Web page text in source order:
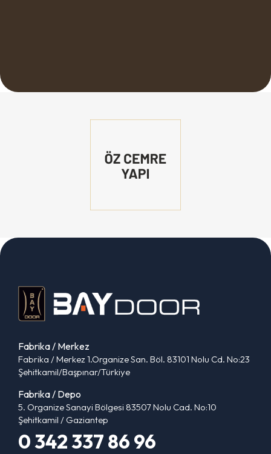
Fabrika / Merkez
Fabrika / Merkez 1.Organize San. Böl. 83101 Nolu Cd. No:23
Şehitkamil/Başpınar/Türkiye
Fabrika / Depo
5. Organize Sanayi Bölgesi 83507 Nolu Cad. No:10
Şehitkamil / Gaziantep
0 342 337 86 96